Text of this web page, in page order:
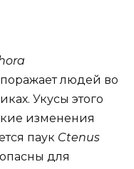
людей во
Укусы этого
изменения
паук Ctenus
для